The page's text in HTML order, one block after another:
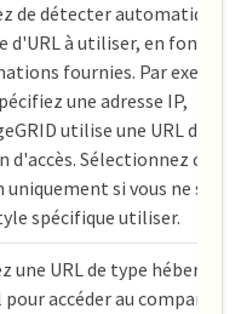
de détecter
d'URL à utiliser, en
fournies. Par
une adresse IP,
utilise une URL de
d'accès. Sélectionnez cette
si vous ne
spécifique utiliser.
une URL de type
accéder au